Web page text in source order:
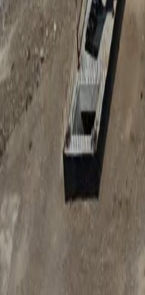
Anunțuri publice